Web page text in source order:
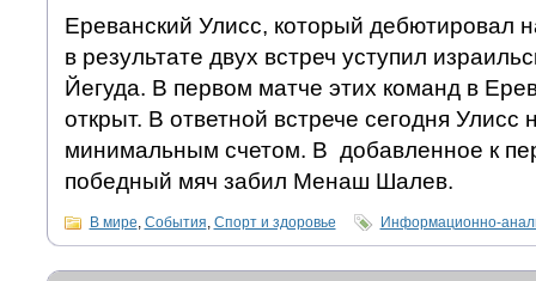
Ереванский Улисс, который дебютировал
в результате двух встреч уступил
Йегуда. В первом матче этих команд в
открыт. В ответной встрече сегодня Улисс
минимальным счетом. В добавленное к
победный мяч забил Менаш Шалев.
В мире События Спорт и здоровье Информационно-